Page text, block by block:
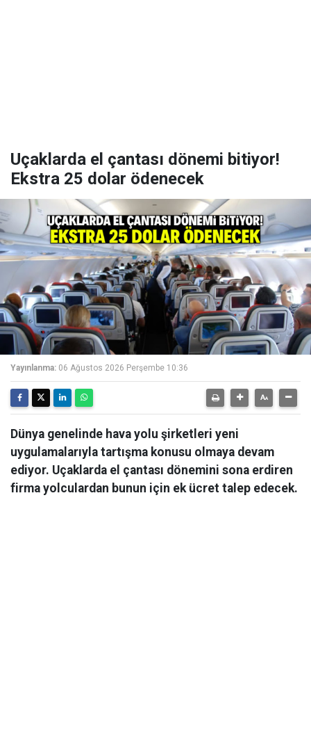
Uçaklarda el çantası dönemi bitiyor!
Ekstra 25 dolar ödenecek
Yayınlanma: 06 Ağustos 2026 Perşembe 10:36
Dünya genelinde hava yolu şirketleri yeni
uygulamalarıyla tartışma konusu olmaya devam
ediyor. Uçaklarda el çantası dönemini sona erdiren
firma yolculardan bunun için ek ücret talep edecek.